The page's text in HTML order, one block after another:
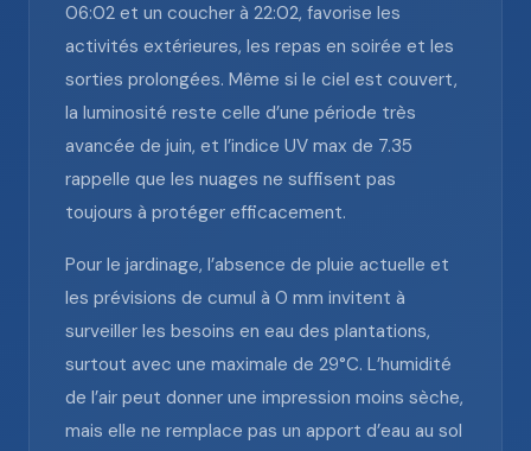
06:02 et un coucher à 22:02, favorise les
activités extérieures, les repas en soirée et les
sorties prolongées. Même si le ciel est couvert,
la luminosité reste celle d’une période très
avancée de juin, et l’indice UV max de 7.35
rappelle que les nuages ne suffisent pas
toujours à protéger efficacement.
Pour le jardinage, l’absence de pluie actuelle et
les prévisions de cumul à 0 mm invitent à
surveiller les besoins en eau des plantations,
surtout avec une maximale de 29°C. L’humidité
de l’air peut donner une impression moins sèche,
mais elle ne remplace pas un apport d’eau au sol